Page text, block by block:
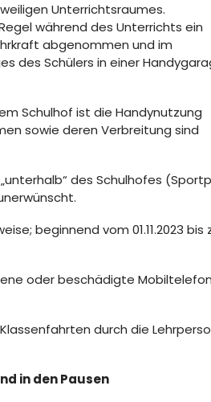
Unterrichtsraumes.
während des Unterrichts ein
abgenommen und im
des Schülers in einer
Schulhof ist die Handynutzung
sowie deren Verbreitung sind
des Schulhofes
beginnend vom 01.11.2023 bis
oder beschädigte
durch die
in den Pausen